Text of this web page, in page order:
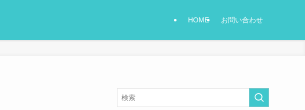
HOME お問い合わせ